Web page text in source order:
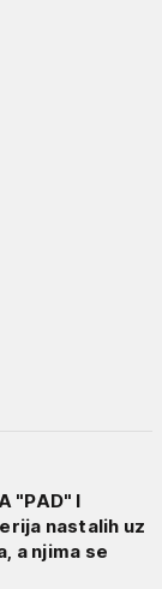
"PAD" I
nastalih uz
a njima se